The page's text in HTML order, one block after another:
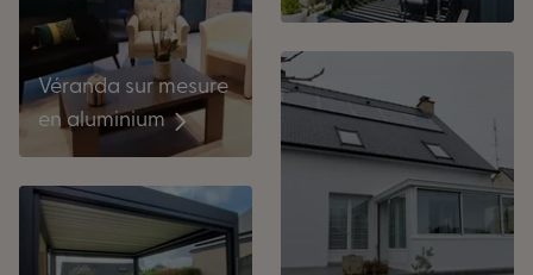
Véranda sur mesure
en aluminium